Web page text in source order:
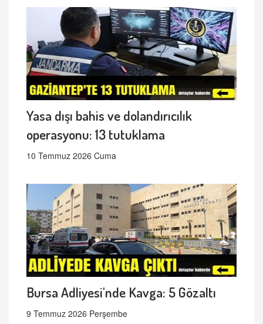
Yasa dışı bahis ve dolandırıcılık
operasyonu: 13 tutuklama
10 Temmuz 2026 Cuma
Bursa Adliyesi'nde Kavga: 5 Gözaltı
9 Temmuz 2026 Perşembe